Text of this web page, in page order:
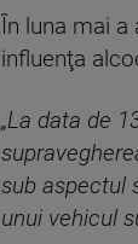
În luna mai
influenţa
„La data de
sub aspectul
unui vehicul